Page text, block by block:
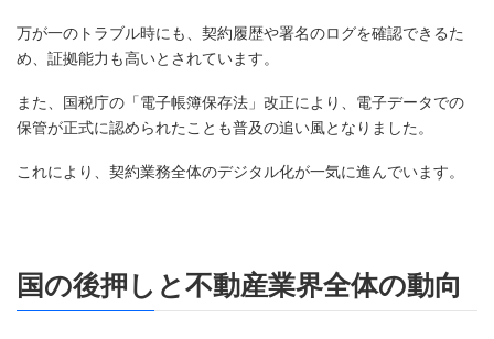
万が一のトラブル時にも、契約履歴や署名のログを確認できるた
め、証拠能力も高いとされています。
また、国税庁の「電子帳簿保存法」改正により、電子データでの
保管が正式に認められたことも普及の追い風となりました。
これにより、契約業務全体のデジタル化が一気に進んでいます。
国の後押しと不動産業界全体の動向